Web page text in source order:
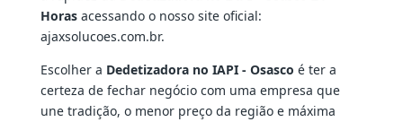
Horasacessando o nosso site oficial:
ajaxsolucoes.com.br.
Escolher a Dedetizadora no IAPI - Osasco é ter a
certeza de fechar negócio com uma empresa que
une tradição, o menor preço da região e máxima